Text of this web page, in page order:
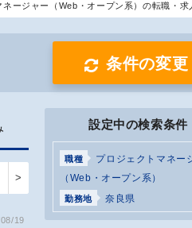
ージャー（Web・オープン系）の転職・求
条件の変更
>
19
設定中の検索条件
職種
プロジェクトマネー
（Web・オープン系）
勤務地 奈良県